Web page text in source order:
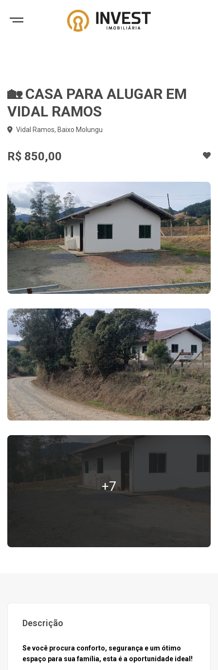
🏡 CASA PARA ALUGAR EM
VIDAL RAMOS
Vidal Ramos, Baixo Molungu
R$ 850,00
+7
Descrição
Se você procura conforto, segurança e um ótimo
espaço para sua família, esta é a oportunidade ideal!